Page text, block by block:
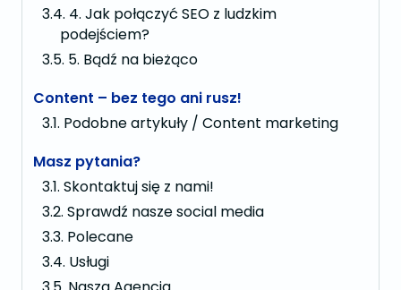
4. Jak połączyć SEO z ludzkim
podejściem?
5. Bądź na bieżąco
Content – bez tego ani rusz!
Podobne artykuły / Content marketing
Masz pytania?
Skontaktuj się z nami!
Sprawdź nasze social media
Polecane
Usługi